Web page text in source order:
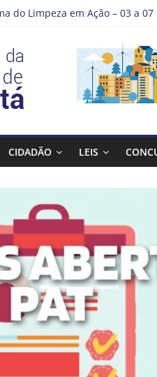
do Limpeza em Ação – 03 a 07
como nossos alunos estão
DE LAVAGEM E LIMPEZA DOS
se destaca em competições
CIDADÃO LEIS